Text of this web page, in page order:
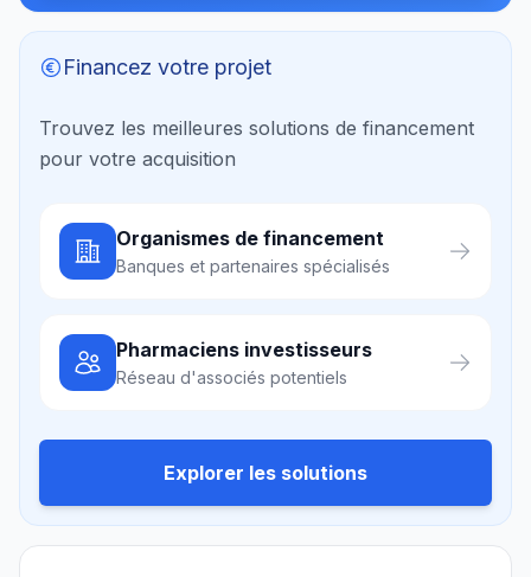
Financez votre projet
Trouvez les meilleures solutions de financement
pour votre acquisition
Organismes de financement
Banques et partenaires spécialisés
Pharmaciens investisseurs
Réseau d'associés potentiels
Explorer les solutions